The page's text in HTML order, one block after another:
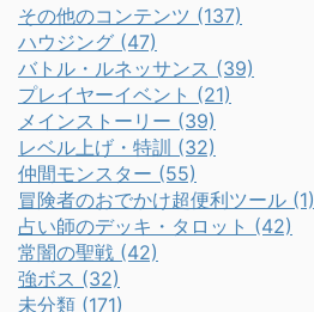
その他のコンテンツ (137)
ハウジング (47)
バトル・ルネッサンス (39)
プレイヤーイベント (21)
メインストーリー (39)
レベル上げ・特訓 (32)
仲間モンスター (55)
冒険者のおでかけ超便利ツール (1)
占い師のデッキ・タロット (42)
常闇の聖戦 (42)
強ボス (32)
未分類 (171)